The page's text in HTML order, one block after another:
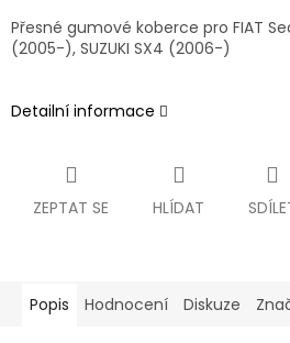
Přesné gumové koberce pro FIAT
(2005-), SUZUKI SX4 (2006-)
Detailní informace
ZEPTAT SE HLÍDAT
Popis Hodnocení Diskuze